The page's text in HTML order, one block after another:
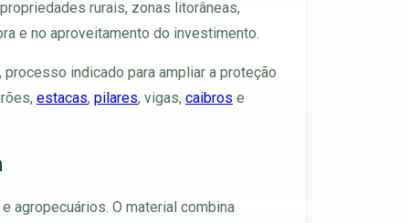
rurais, zonas litorâneas,
e no aproveitamento do investimento.
, processo indicado para ampliar a proteção
estacas, pilares, vigas, caibros e
agropecuários. O material combina